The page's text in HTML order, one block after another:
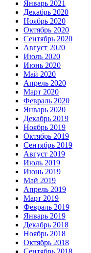
Январь 2021
Декабрь 2020
Ноябрь 2020
Октябрь 2020
Сентябрь 2020
Август 2020
Июль 2020
Июнь 2020
Май 2020
Апрель 2020
Март 2020
Февраль 2020
Январь 2020
Декабрь 2019
Ноябрь 2019
Октябрь 2019
Сентябрь 2019
Август 2019
Июль 2019
Июнь 2019
Май 2019
Апрель 2019
Март 2019
Февраль 2019
Январь 2019
Декабрь 2018
Ноябрь 2018
Октябрь 2018
Сентябрь 2018